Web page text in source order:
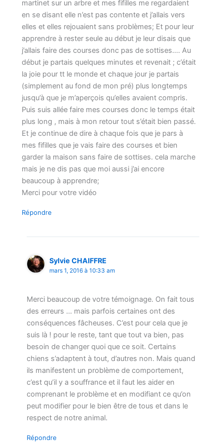
martinet sur un arbre et mes fifilles me regardaient
en se disant elle n’est pas contente et j’allais vers
elles et elles rejouaient sans problèmes; Et pour leur
apprendre à rester seule au début je leur disais que
j’allais faire des courses donc pas de sottises…. Au
début je partais quelques minutes et revenait ; c’était
la joie pour tt le monde et chaque jour je partais
(simplement au fond de mon pré) plus longtemps
jusqu’à que je m’aperçois qu’elles avaient compris.
Puis suis allée faire mes courses donc le temps était
plus long , mais à mon retour tout s’était bien passé.
Et je continue de dire à chaque fois que je pars à
mes fifilles que je vais faire des courses et bien
garder la maison sans faire de sottises. cela marche
mais je ne dis pas que moi aussi j’ai encore
beaucoup à apprendre;
Merci pour votre vidéo
Répondre
Sylvie CHAIFFRE
mars 1, 2016 à 10:33 am
Merci beaucoup de votre témoignage. On fait tous
des erreurs … mais parfois certaines ont des
conséquences fâcheuses. C’est pour cela que je
suis là ! pour le reste, tant que tout va bien, pas
besoin de changer quoi que ce soit. Certains
chiens s’adaptent à tout, d’autres non. Mais quand
ils manifestent un problème de comportement,
c’est qu’il y a souffrance et il faut les aider en
comprenant le problème et en modifiant ce qu’on
peut modifier pour le bien être de tous et dans le
respect de notre animal.
Répondre